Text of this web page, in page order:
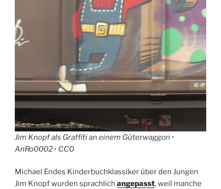
Jim Knopf als Graffiti an einem Güterwaggon •
AnRo0002 • CC0
Michael Endes Kinderbuchklassiker über den Jungen
Jim Knopf wurden sprachlich angepasst, weil manche